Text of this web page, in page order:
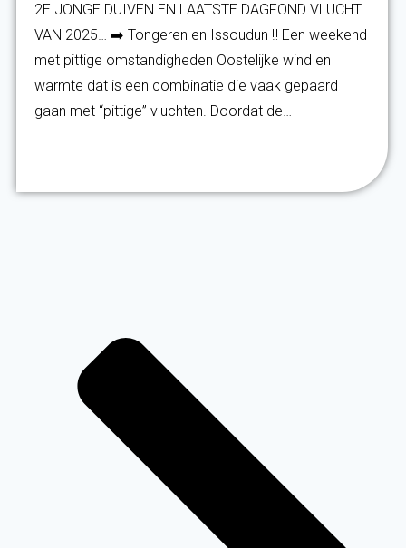
2E JONGE DUIVEN EN LAATSTE DAGFOND VLUCHT
VAN 2025… ➡️ Tongeren en Issoudun ‼️ Een weekend
met pittige omstandigheden Oostelijke wind en
warmte dat is een combinatie die vaak gepaard
gaan met “pittige” vluchten. Doordat de…